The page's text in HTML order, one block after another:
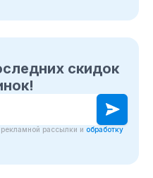
скидок
рассылки и обработку